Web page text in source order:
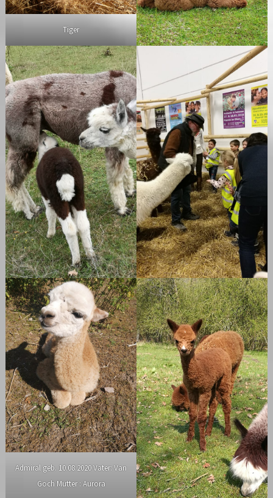
Tiger
Admiral geb. 10.08.2020 Vater: Van
Goch Mutter : Aurora